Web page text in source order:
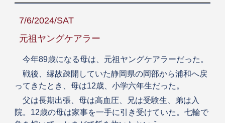
7/6/2024/SAT
元祖ヤングケアラー
今年89歳になる母は、元祖ヤングケアラーだった。
戦後、縁故疎開していた静岡県の岡部から浦和へ戻
ってきたとき、母は12歳、小学六年生だった。
父は長期出張、母は高血圧、兄は受験生、弟は入
院。12歳の母は家事を一手に引き受けていた。七輪で